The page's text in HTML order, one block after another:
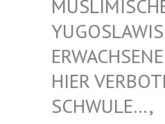
ISCHE,
AWISCHE-
SENE… SIND
ERBOTEN,
E…, EBENFA